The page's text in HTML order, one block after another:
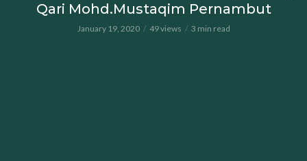
Qari Mohd.Mustaqim Pernambut
January 19, 2020 49 views 3 min read